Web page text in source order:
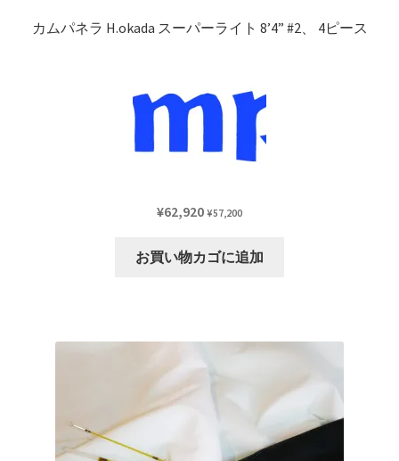
カムパネラ H.okada スーパーライト 8’4” #2、 4ピース
¥62,920 ¥57,200
お買い物カゴに追加